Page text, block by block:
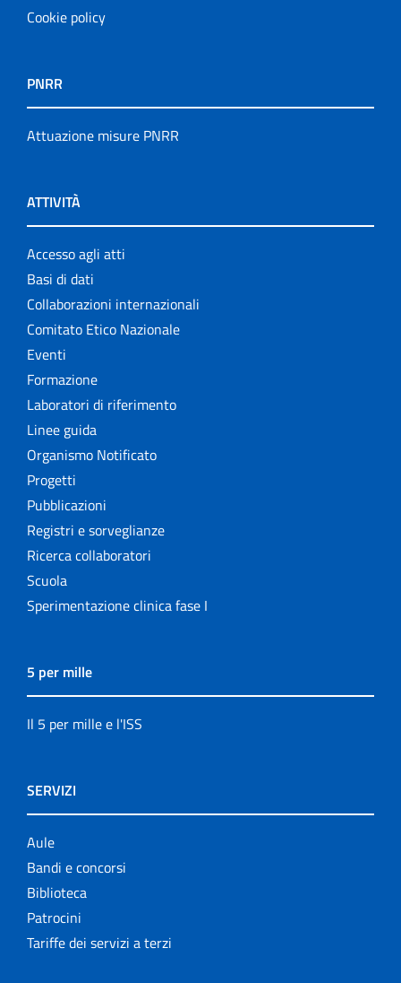
Cookie policy
PNRR
Attuazione misure PNRR
ATTIVITÀ
Accesso agli atti
Basi di dati
Collaborazioni internazionali
Comitato Etico Nazionale
Eventi
Formazione
Laboratori di riferimento
Linee guida
Organismo Notificato
Progetti
Pubblicazioni
Registri e sorveglianze
Ricerca collaboratori
Scuola
Sperimentazione clinica fase I
5 per mille
Il 5 per mille e l'ISS
SERVIZI
Aule
Bandi e concorsi
Biblioteca
Patrocini
Tariffe dei servizi a terzi